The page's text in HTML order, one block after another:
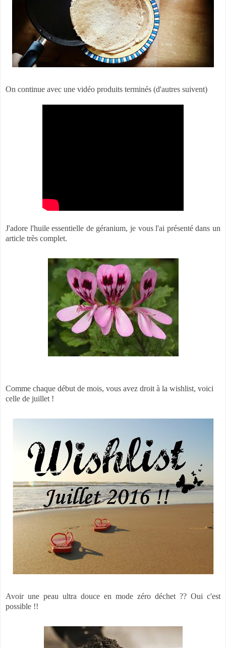
On continue avec une vidéo produits terminés (d'autres suivent)
J'adore l'huile essentielle de géranium, je vous l'ai présenté dans un
article très complet.
Comme chaque début de mois, vous avez droit à la wishlist, voici
celle de juillet !
Avoir une peau ultra douce en mode zéro déchet ?? Oui c'est
possible !!